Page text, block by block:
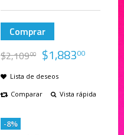
Comprar
$2,10900 $1,88300
Lista de deseos
Comparar
Vista rápida
-8%